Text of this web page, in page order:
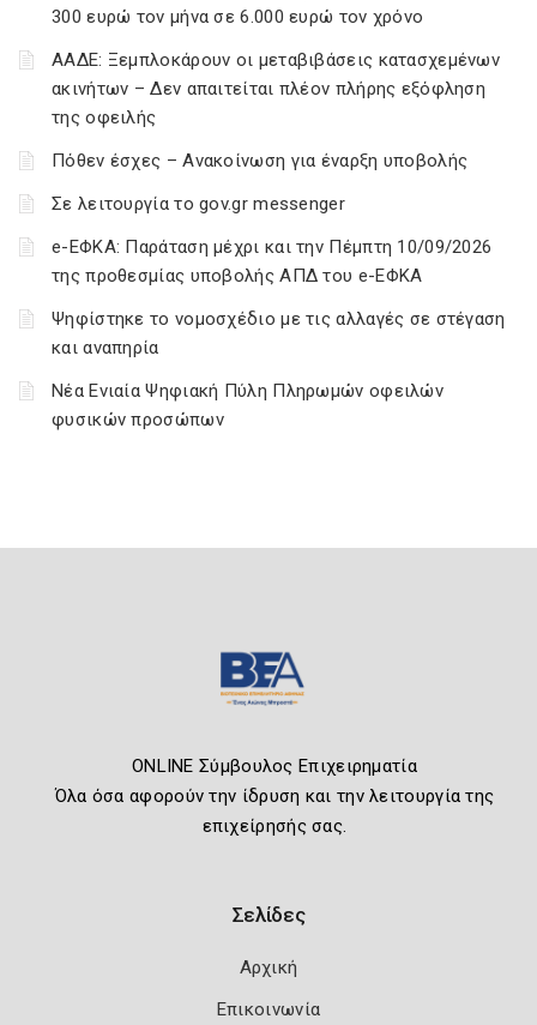
300 ευρώ τον μήνα σε 6.000 ευρώ τον χρόνο
ΑΑΔΕ: Ξεμπλοκάρουν οι μεταβιβάσεις κατασχεμένων
ακινήτων – Δεν απαιτείται πλέον πλήρης εξόφληση
της οφειλής
Πόθεν έσχες – Ανακοίνωση για έναρξη υποβολής
Σε λειτουργία το gov.gr messenger
e-ΕΦΚΑ: Παράταση μέχρι και την Πέμπτη 10/09/2026
της προθεσμίας υποβολής ΑΠΔ του e-ΕΦΚΑ
Ψηφίστηκε το νομοσχέδιο με τις αλλαγές σε στέγαση
και αναπηρία
Νέα Ενιαία Ψηφιακή Πύλη Πληρωμών οφειλών
φυσικών προσώπων
ONLINE Σύμβουλος Επιχειρηματία
Όλα όσα αφορούν την ίδρυση και την λειτουργία της
επιχείρησής σας.
Σελίδες
Αρχική
Επικοινωνία